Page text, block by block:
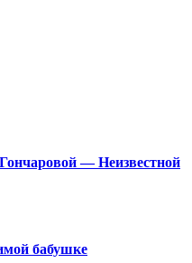
— Неизвестной
бабушке